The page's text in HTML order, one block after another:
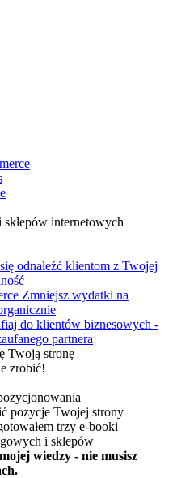
internetowych
odnaleźć klientom z Twojej
Zmniejsz wydatki na
do klientów biznesowych -
partnera
Twoją stronę
zrobić!
pozycje Twojej strony
trzy e-booki
i sklepów
wiedzy - nie musisz